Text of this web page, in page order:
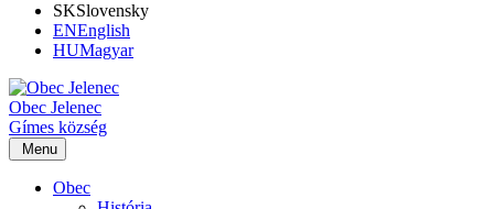
SKSlovensky
ENEnglish
HUMagyar
Obec Jelenec
Gímes község
Menu
Obec